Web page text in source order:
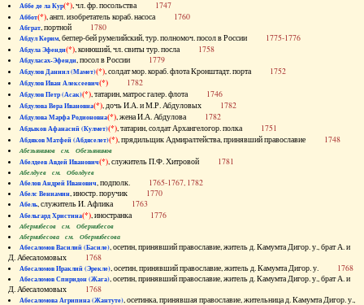
Аббе де ла Кур(*), чл. фр. посольства 1747
Аббот(*), англ. изобретатель кораб. насоса 1760
Абграт, портной 1780
Абдул Керим, беглер-бей румелийский, тур. полномоч. посол в России 1775-1776
Абдула Эфенди(*), конюший, чл. свиты тур. посла 1758
Абдуласах-Эфенди, посол в России 1779
Абдулов Даниил (Мамет)(*), солдат мор. кораб. флота Кронштадт. порта 1752
Абдулов Иван Алексеевич(*) 1782
Абдулов Петр (Асак)(*), татарин, матрос галер. флота 1746
Абдулова Вера Ивановна(*), дочь И.А. и М.Р. Абдуловых 1782
Абдулова Марфа Родионовна(*), жена И.А. Абдулова 1782
Абдыков Афанасий (Кулмет)(*), татарин, солдат Архангелогор. полка 1751
Абдяков Матфей (Абдяселет)(*), прядильщик Адмиралтейства, принявший православие 1748
Абезьянинов см. Обезьянинов
Абелдеев Авдей Иванович(*), служитель П.Ф. Хитровой 1781
Абелдуев см. Оболдуев
Абелов Андрей Иванович, подполк. 1765-1767, 1782
Абелс Вениамин, иностр. поручик 1770
Абель, служитель И. Афлика 1763
Абельгард Христина(*), иностранка 1776
Абернибесов см. Обернибесов
Абернибесова см. Обернибесова
Абесаломов Василий (Басиле), осетин, принявший православие, житель д. Камумта Дигор. у., брат А. и
Д. Абесаломовых 1768
Абесаломов Ираклий (Эрекле), осетин, принявший православие, житель д. Камумта Дигор. у. 1768
Абесаломов Спиридон (Жага), осетин, принявший православие, житель д. Камумта Дигор. у., брат А. и
Д. Абесаломовых 1768
Абесаломова Агрипина (Жантуте), осетинка, принявшая православие, жительница д. Камумта Дигор. у.,